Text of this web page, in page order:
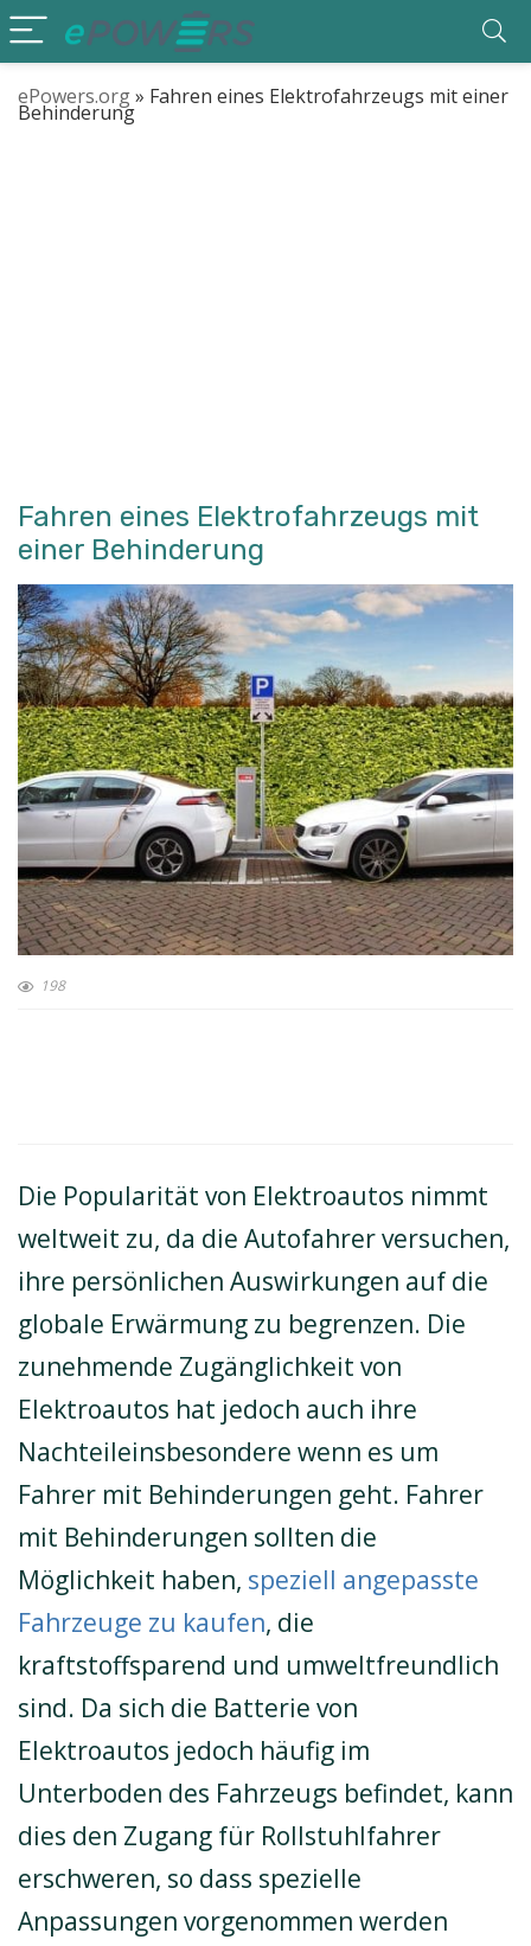
ePowers.org» Fahren eines Elektrofahrzeugs mit einer
Behinderung
Fahren eines Elektrofahrzeugs mit
einer Behinderung
198
Die Popularität von Elektroautos nimmt
weltweit zu, da die Autofahrer versuchen,
ihre persönlichen Auswirkungen auf die
globale Erwärmung zu begrenzen. Die
zunehmende Zugänglichkeit von
Elektroautos hat jedoch auch ihre
Nachteileinsbesondere wenn es um
Fahrer mit Behinderungen geht. Fahrer
mit Behinderungen sollten die
Möglichkeit haben, speziell angepasste
Fahrzeuge zu kaufen, die
kraftstoffsparend und umweltfreundlich
sind. Da sich die Batterie von
Elektroautos jedoch häufig im
Unterboden des Fahrzeugs befindet, kann
dies den Zugang für Rollstuhlfahrer
erschweren, so dass spezielle
Anpassungen vorgenommen werden